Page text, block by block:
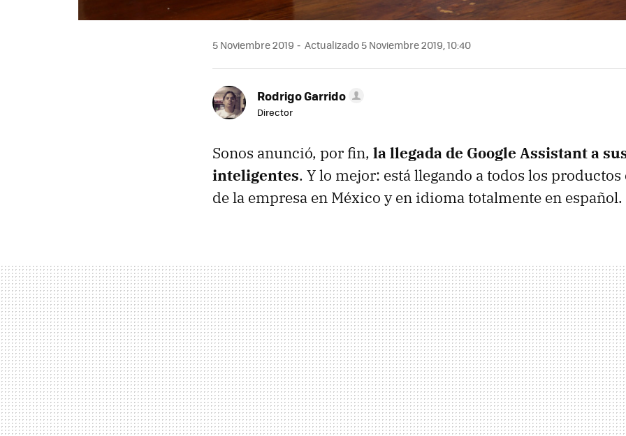
5 Noviembre 2019 Actualizado 5 Noviembre 2019, 10:40
Rodrigo Garrido
Director
Sonos anunció, por fin, la llegada de Google Assistant a
inteligentes. Y lo mejor: está llegando a todos los
de la empresa en México y en idioma totalmente en español.